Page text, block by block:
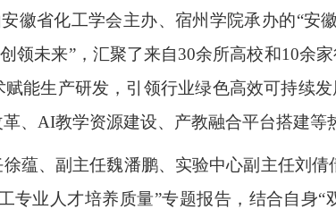
徽省化工学会主办、宿州学院承办的“安
领未来”，汇聚了来自30余所高校和10余
能生产研发，引领行业绿色高效可持续
、AI教学资源建设、产教融合平台搭建等
蕴、副主任魏潘鹏、实验中心副主任刘
专业人才培养质量”专题报告，结合自身